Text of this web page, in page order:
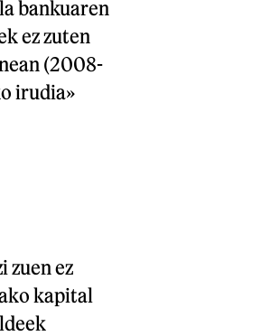
bankuaren
ez zuten
(2008-
irudia»
zuen ez
kapital